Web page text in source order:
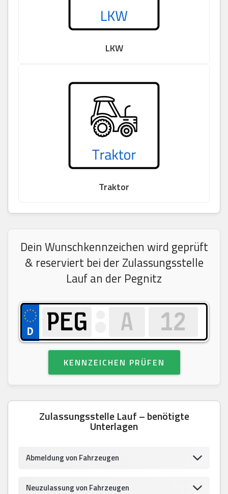
LKW
Traktor
Dein Wunschkennzeichen wird geprüft
& reserviert bei der Zulassungsstelle
Lauf an der Pegnitz
KENNZEICHEN PRÜFEN
Zulassungsstelle Lauf – benötigte
Unterlagen
Abmeldung von Fahrzeugen
Neuzulassung von Fahrzeugen